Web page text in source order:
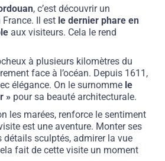
, c’est découvrir un
Il est le dernier phare en
aux visiteurs. Cela le rend
à plusieurs kilomètres du
face à l’océan. Depuis 1611,
élégance. On le surnomme le
» pour sa beauté architecturale.
les marées, renforce le sentiment
est une aventure. Monter ses
détails sculptés, admirer la vue
fait de cette visite un moment